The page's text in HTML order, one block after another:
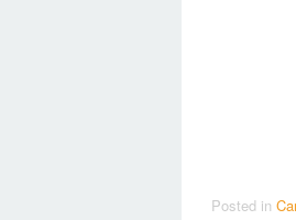
Posted in